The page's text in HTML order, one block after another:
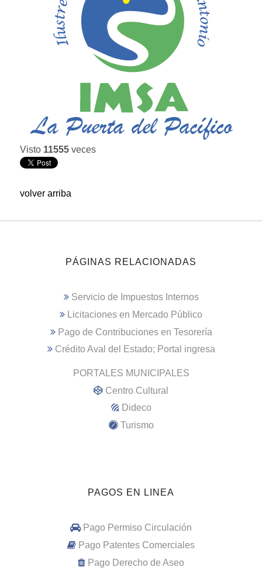
Visto 11555 veces
volver arriba
PÁGINAS RELACIONADAS
Servicio de Impuestos Internos
Licitaciones en Mercado Público
Pago de Contribuciones en Tesorería
Crédito Aval del Estado; Portal ingresa
PORTALES MUNICIPALES
Centro Cultural
Dideco
Turismo
PAGOS EN LINEA
Pago Permiso Circulación
Pago Patentes Comerciales
Pago Derecho de Aseo